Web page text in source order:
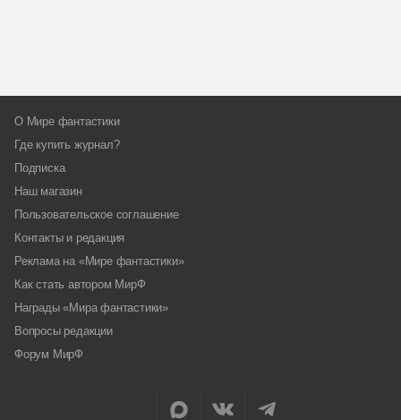
О Мире фантастики
Где купить журнал?
Подписка
Наш магазин
Пользовательское соглашение
Контакты и редакция
Реклама на «Мире фантастики»
Как стать автором МирФ
Награды «Мира фантастики»
Вопросы редакции
Форум МирФ